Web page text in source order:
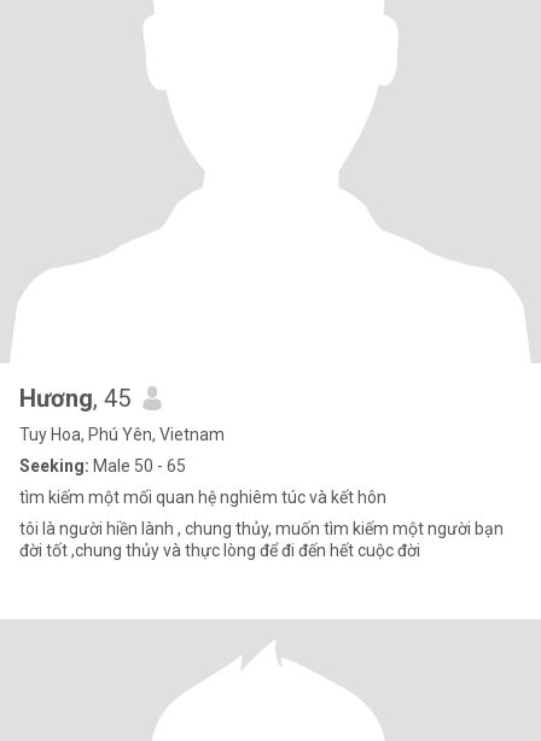
Hương, 45
Tuy Hoa, Phú Yên, Vietnam
Seeking: Male 50 - 65
tìm kiếm một mối quan hệ nghiêm túc và kết hôn
tôi là người hiền lành , chung thủy, muốn tìm kiếm một người bạn
đời tốt ,chung thủy và thực lòng để đi đến hết cuộc đời